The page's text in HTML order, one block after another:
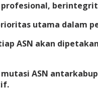
utama dalam
ASN akan
ASN